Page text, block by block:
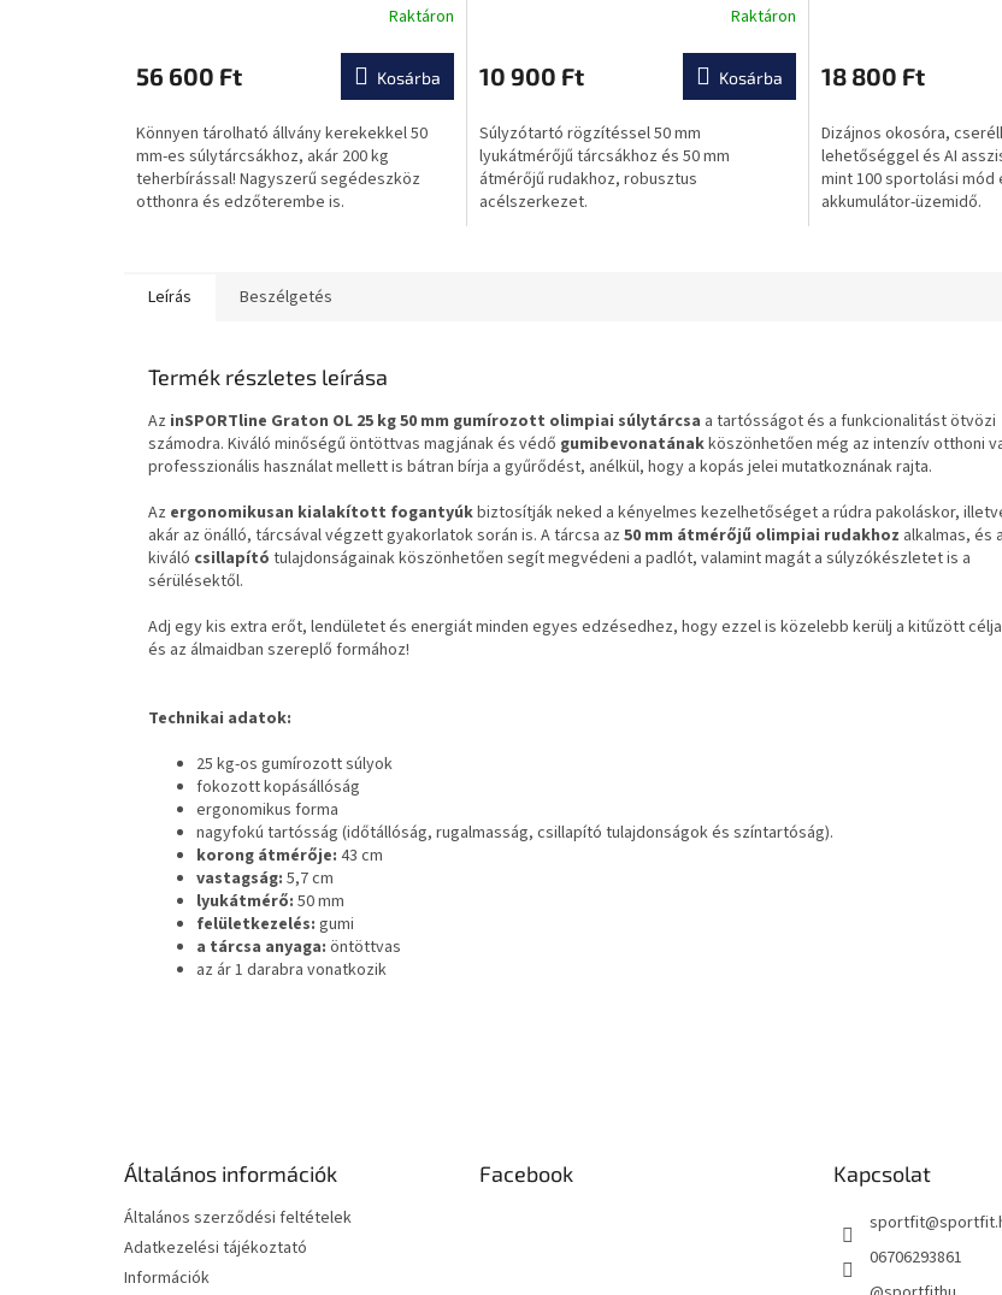
Raktáron
56 600 Ft Kosárba
Könnyen tárolható állvány kerekekkel 50
mm-es súlytárcsákhoz, akár 200 kg
teherbírással! Nagyszerű segédeszköz
otthonra és edzőterembe is.
átlagos
értékelése
ből
0,0
csillag.
Raktáron
10 900 Ft Kosárba
Súlyzótartó rögzítéssel 50 mm
lyukátmérőjű tárcsákhoz és 50 mm
átmérőjű rudakhoz, robusztus
acélszerkezet.
18 800 Ft
Dizájnos okosóra,
lehetőséggel és AI
mint 100 sportolási mód
akkumulátor-üzemidő.
Leírás Beszélgetés
Termék részletes leírása
Az inSPORTline Graton OL 25 kg 50 mm gumírozott olimpiai súlytárcsa a tartósságot és a funkcionalitást ötvözi
számodra. Kiváló minőségű öntöttvas magjának és védő gumibevonatánakköszönhetően még az intenzív otthoni
professzionális használat mellett is bátran bírja a gyűrődést, anélkül, hogy a kopás jelei mutatkoznának rajta.
Az ergonomikusan kialakított fogantyúkbiztosítják neked a kényelmes kezelhetőséget a rúdra pakoláskor,
akár az önálló, tárcsával végzett gyakorlatok során is. A tárcsa az 50 mm átmérőjű olimpiai rudakhoz alkalmas, és a
kiváló csillapító tulajdonságainak köszönhetően segít megvédeni a padlót, valamint magát a súlyzókészletet is a
sérülésektől.
Adj egy kis extra erőt, lendületet és energiát minden egyes edzésedhez, hogy ezzel is közelebb kerülj a kitűzött
és az álmaidban szereplő formához!
Technikai adatok:
25 kg-os gumírozott súlyok
fokozott kopásállóság
ergonomikus forma
nagyfokú tartósság (időtállóság, rugalmasság, csillapító tulajdonságok és színtartóság).
korong átmérője: 43 cm
vastagság: 5,7 cm
lyukátmérő: 50 mm
felületkezelés: gumi
a tárcsa anyaga: öntöttvas
az ár 1 darabra vonatkozik
Általános információk
Általános szerződési feltételek
Adatkezelési tájékoztató
Információk
Facebook Kapcsolat
sportfit@
06706293861